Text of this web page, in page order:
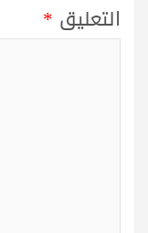
التعليق *